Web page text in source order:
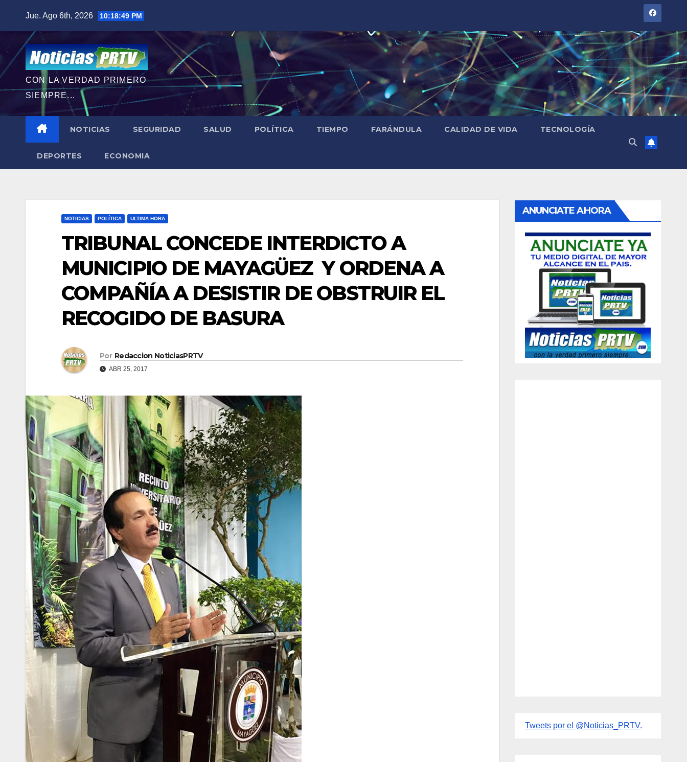
contenido
Jue. Ago 6th, 2026 10:18:50 PM
CON LA VERDAD PRIMERO
SIEMPRE...
NOTICIAS SEGURIDAD SALUD POLÍTICA TIEMPO FARÁNDULA CALIDAD DE VIDA TECNOLOGÍA
DEPORTES ECONOMIA
NOTICIAS POLÍTICA ULTIMA HORA
TRIBUNAL CONCEDE INTERDICTO A
MUNICIPIO DE MAYAGÜEZ Y ORDENA A
COMPAÑÍA A DESISTIR DE OBSTRUIR EL
RECOGIDO DE BASURA
Por Redaccion NoticiasPRTV
ABR 25, 2017
ANUNCIATE AHORA
Tweets por el @Noticias_PRTV.